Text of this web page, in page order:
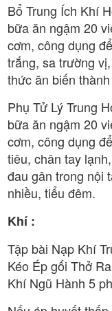
Bổ Trung Ích Khí
bữa ăn ngậm 20
cơm, công dụng
trắng, sa trường
thức ăn biến
Phụ Tử Lý Trung
bữa ăn ngậm 20
cơm, công dụng
tiêu, chân tay
đau gân trong nội
nhiều, tiểu đêm.
Khí :
Tập bài Nạp Khí
Kéo Ép gối Thở
Khí Ngũ Hành 5